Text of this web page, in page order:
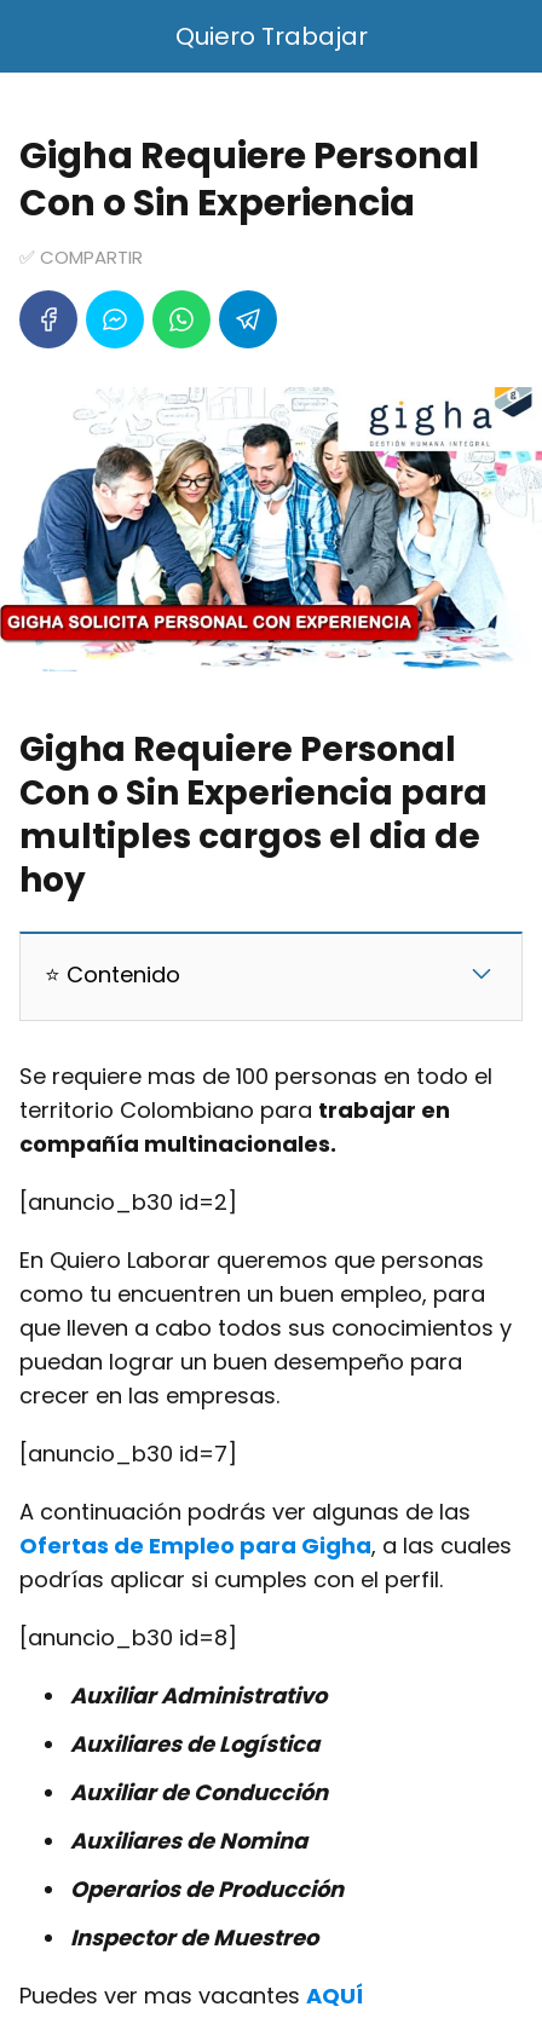
Quiero Trabajar
Gigha Requiere Personal
Con o Sin Experiencia
✅ COMPARTIR
Gigha Requiere Personal
Con o Sin Experiencia para
multiples cargos el dia de
hoy
⭐ Contenido
Se requiere mas de 100 personas en todo el
territorio Colombiano para trabajar en
compañía multinacionales.
[anuncio_b30 id=2]
En Quiero Laborar queremos que personas
como tu encuentren un buen empleo, para
que lleven a cabo todos sus conocimientos y
puedan lograr un buen desempeño para
crecer en las empresas.
[anuncio_b30 id=7]
A continuación podrás ver algunas de las
Ofertas de Empleo para Gigha, a las cuales
podrías aplicar si cumples con el perfil.
[anuncio_b30 id=8]
Auxiliar Administrativo
Auxiliares de Logística
Auxiliar de Conducción
Auxiliares de Nomina
Operarios de Producción
Inspector de Muestreo
Puedes ver mas vacantes AQUÍ